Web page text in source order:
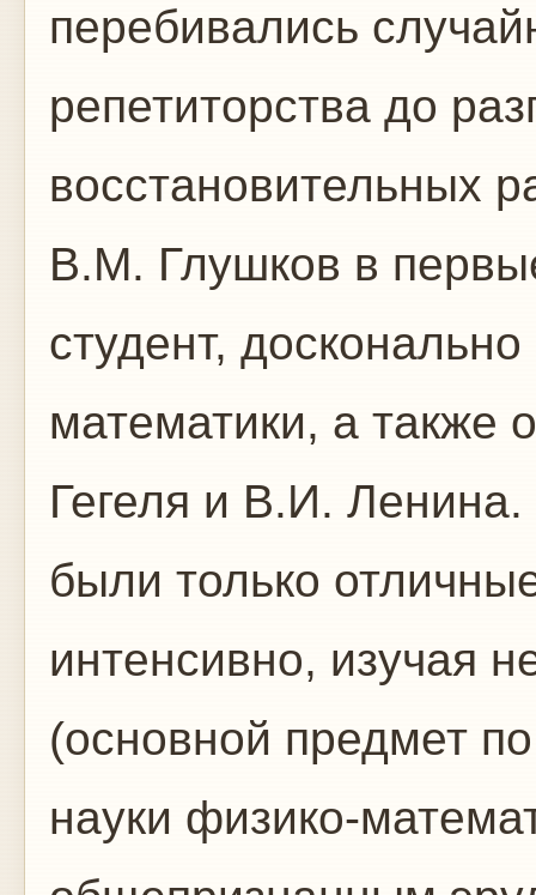
перебивались
репетиторства до
восстановительных
В.М. Глушков в
студент,
математики, а также
Гегеля и В.И. Ленина.
были только
интенсивно, изучая
(основной предмет
науки физико-